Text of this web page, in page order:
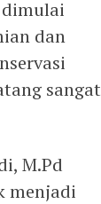
dan
sangat
M.Pd
menjadi